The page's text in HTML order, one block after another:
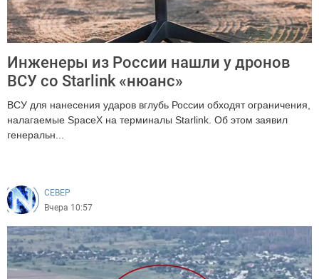
Инженеры из России нашли у дронов
ВСУ со Starlink «нюанс»
ВСУ для нанесения ударов вглубь России обходят ограничения,
налагаемые SpaceX на терминалы Starlink. Об этом заявил
генеральн...
CEВЕР
Вчера 10:57